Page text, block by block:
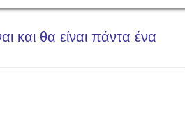
και θα είναι πάντα ένα